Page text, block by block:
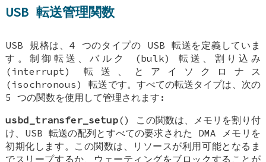
USB 転送管理関数
USB 規格は、4 つのタイプの USB 転送を定義していま
す。制御転送、バルク (bulk) 転送、割り込み
(interrupt) 転送、とアイソクロナス
(isochronous) 転送です。すべての転送タイプは、次の
5 つの関数を使用して管理されます:
usbd_transfer_setup() この関数は、メモリを割り付
け、USB 転送の配列とすべての要求された DMA メモリを
初期化します。この関数は、リソースが利用可能となるま
でスリープするか、ウェーティングをブロックすることが